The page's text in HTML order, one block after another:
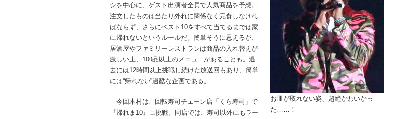
お皿が取れない姿、超絶かわいかっ
た……！
シを中心に、ゲスト出演者全員で人気商品を予想。
注文したものは当たり外れに関係なく完食しなけれ
ばならず、さらにベスト10をすべて当てるまでは家
に帰れないというルールだ。簡単そうに思えるが、
居酒屋やファミリーレストランは商品の入れ替えが
激しい上、100品以上のメニューがあることも。過
去には12時間以上挑戦し続けた放送回もあり、簡単
には“帰れない”過酷な企画である。
今回木村は、回転寿司チェーン店「くら寿司」で
『帰れま10』に挑戦。同店では、寿司以外にもラー